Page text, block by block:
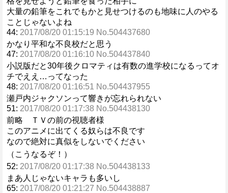
大量の鉛筆をこれでもかと見せつけるのも地味に人のやる
ことじゃないよね
44: 2017/08/20 01:15:19 No.504437680
かなり平和な不良校だと思う
47: 2017/08/20 01:16:10 No.504437840
小説版だと30年後クロマティは有数の進学校になるってオ
チでええ…ってなった
48: 2017/08/20 01:16:51 No.504437955
瀬戸内ジャクソンって響きが忘れられない
51: 2017/08/20 01:17:38 No.504438130
前略 ＴＶの前の視聴者様
このアニメに出てくる奴らは不良です
なので絶対に真似をしないでください
（こうなるぞ！）
52: 2017/08/20 01:17:38 No.504438133
まあ人じゃないキャラも多いし
65: 2017/08/20 01:21:27 No.504438887